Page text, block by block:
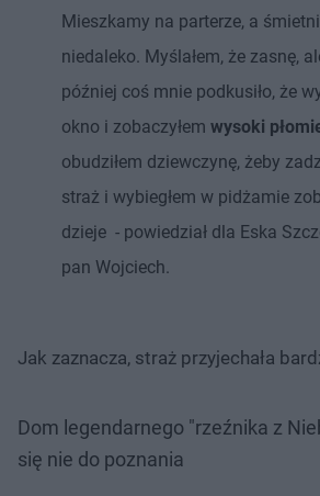
Mieszkamy na parterze, a
niedaleko. Myślałem, że zasnę,
później coś mnie podkusiło, że
okno i zobaczyłem wysoki
obudziłem dziewczynę, żeby
straż i wybiegłem w pidżamie
dzieje - powiedział dla Eska
pan Wojciech.
Jak zaznacza, straż przyjechała
Dom legendarnego "rzeźnika z
się nie do poznania